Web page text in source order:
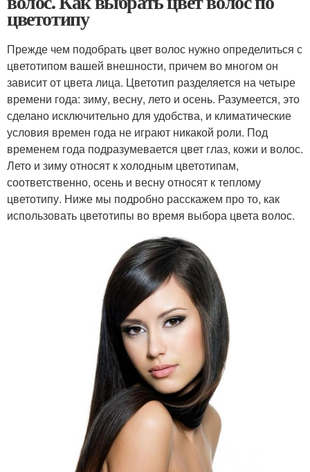
цветотипу
Прежде чем подобрать цвет волос нужно определиться с
цветотипом вашей внешности, причем во многом он
зависит от цвета лица. Цветотип разделяется на четыре
времени года: зиму, весну, лето и осень. Разумеется, это
сделано исключительно для удобства, и климатические
условия времен года не играют никакой роли. Под
временем года подразумевается цвет глаз, кожи и волос.
Лето и зиму относят к холодным цветотипам,
соответственно, осень и весну относят к теплому
цветотипу. Ниже мы подробно расскажем про то, как
использовать цветотипы во время выбора цвета волос.